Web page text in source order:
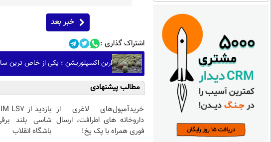
خبر بعد
اشتراک گذاری :
اربن اکسپلوریشن ؛ یکی از خاص ترین
مطالب پیشنهادی
خریدآمپول‌های لاغری از
داروخانه های اطرافت، ارسال
فوری همراه با پک یخ!
شاسی بلند
باشگاه انقلاب